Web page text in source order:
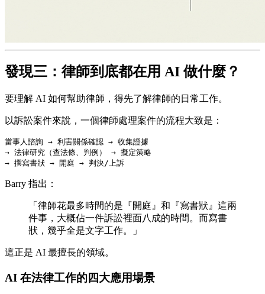
發現三：律師到底都在用 AI 做什麼？
要理解 AI 如何幫助律師，得先了解律師的日常工作。
以訴訟案件來說，一個律師處理案件的流程大致是：
當事人諮詢 → 利害關係確認 → 收集證據
→ 法律研究（查法條、判例） → 擬定策略
Barry 指出：
「律師花最多時間的是『開庭』和『寫書狀』這兩
件事，大概佔一件訴訟裡面八成的時間。而寫書
狀，幾乎全是文字工作。」
這正是 AI 最擅長的領域。
AI 在法律工作的四大應用場景